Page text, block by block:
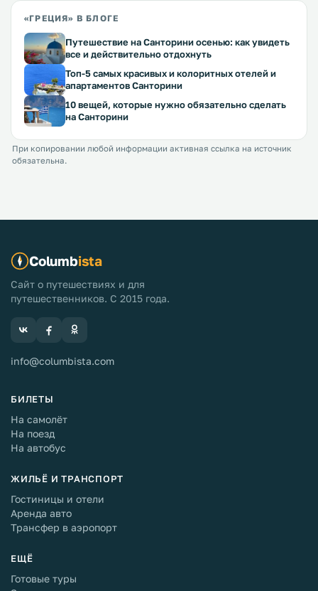
«ГРЕЦИЯ» В БЛОГЕ
Путешествие на Санторини осенью: как увидеть
все и действительно отдохнуть
Топ-5 самых красивых и колоритных отелей и
апартаментов Санторини
10 вещей, которые нужно обязательно сделать
на Санторини
При копировании любой информации активная ссылка на источник
обязательна.
Columbista
Сайт о путешествиях и для
путешественников. С 2015 года.
info@columbista.com
БИЛЕТЫ
На самолёт
На поезд
На автобус
ЖИЛЬЁ И ТРАНСПОРТ
Гостиницы и отели
Аренда авто
Трансфер в аэропорт
ЕЩЁ
Готовые туры